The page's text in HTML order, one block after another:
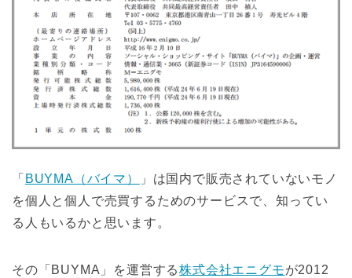
「 BUYMA（バイマ）
」は国内で販売されていないモノ
を個人と個人で売買するためのサービスで、知ってい
る人もいるかと思います。
その「BUYMA」を運営する株式会社エニグモが2012